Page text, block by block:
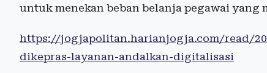
untuk menekan beban belanja pegawai yang
https://jogjapolitan.harianjogja.com/read/
dikepras-layanan-andalkan-digitalisasi